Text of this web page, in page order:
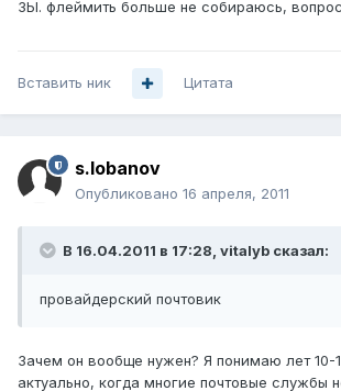
ЗЫ. флеймить больше не собираюсь,
Вставить ник Цитата
s.lobanov
Опубликовано 16 апреля, 2011
В 16.04.2011 в 17:28, vitalyb сказал:
провайдерский почтовик
Зачем он вообще нужен? Я понимаю лет 10-
актуально, когда многие почтовые службы